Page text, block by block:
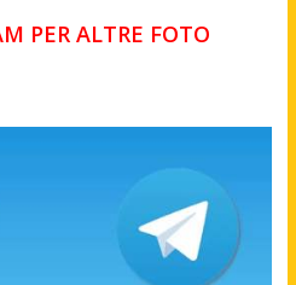
PER ALTRE FOTO